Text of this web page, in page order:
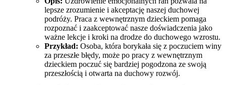
lepsze zrozumienie i akceptację naszej duchowej
podróży. Praca z wewnętrznym dzieckiem pomaga
rozpoznać i zaakceptować nasze doświadczenia jako
ważne lekcje i kroki na drodze do duchowego wzrostu.
Przykład: Osoba, która borykała się z poczuciem winy
za przeszłe błędy, może po pracy z wewnętrznym
dzieckiem poczuć się bardziej pogodzona ze swoją
przeszłością i otwarta na duchowy rozwój.